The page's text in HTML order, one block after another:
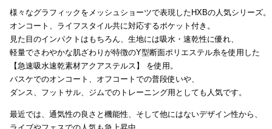
様々なグラフィックをメッシュショーツで表現したHXBの人気シリーズ。
オンコート、ライフスタイル共に対応するポケット付き。
見た目のインパクトはもちろん、生地には吸水・速乾性に優れ、
軽量でさわやかな肌ざわりが特徴のY型断面ポリエステル糸を使用した
【急速吸水速乾素材アクアステルス】 を使用。
バスケでのオンコート、オフコートでの普段使いや、
ダンス、フットサル、ジムでのトレーニング用としても人気です。
最近では、通気性の良さと機能性、そして他にはないデザイン性から、
ライブやフェスでの人気も急上昇中。